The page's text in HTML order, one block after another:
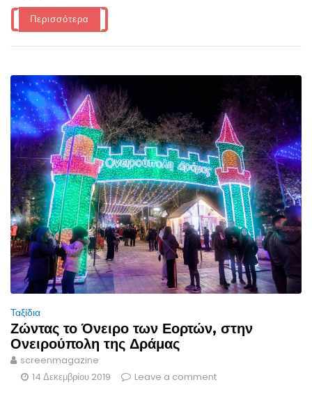
Περισσότερα
Ταξίδια
Ζώντας το Όνειρο των Εορτών, στην
Ονειρούπολη της Δράμας
screenmagazine
14 Δεκεμβρίου 2019
Leave a comment